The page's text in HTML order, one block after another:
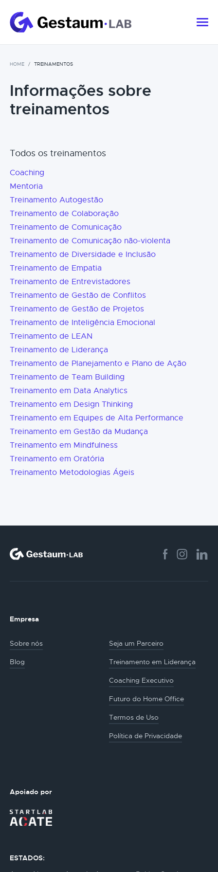
HOME TREINAMENTOS
Informações sobre
treinamentos
Todos os treinamentos
Coaching
Mentoria
Treinamento Autogestão
Treinamento de Colaboração
Treinamento de Comunicação
Treinamento de Comunicação não-violenta
Treinamento de Diversidade e Inclusão
Treinamento de Empatia
Treinamento de Entrevistadores
Treinamento de Gestão de Conflitos
Treinamento de Gestão de Projetos
Treinamento de Inteligência Emocional
Treinamento de LEAN
Treinamento de Liderança
Treinamento de Planejamento e Plano de Ação
Treinamento de Team Building
Treinamento em Data Analytics
Treinamento em Design Thinking
Treinamento em Equipes de Alta Performance
Treinamento em Gestão da Mudança
Treinamento em Mindfulness
Treinamento em Oratória
Treinamento Metodologias Ágeis
Empresa
Sobre nós Seja um Parceiro
Blog Treinamento em Liderança
Coaching Executivo
Futuro do Home Office
Termos de Uso
Política de Privacidade
Apoiado por
ESTADOS: